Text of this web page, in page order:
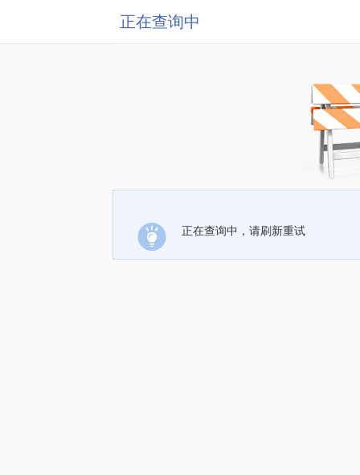
正在查询中
正在查询中，请刷新重试